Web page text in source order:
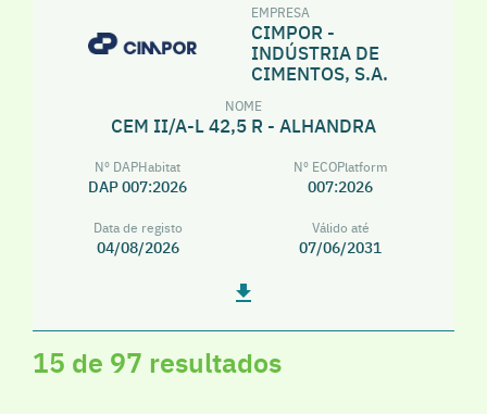
EMPRESA
CIMPOR -
INDÚSTRIA DE
CIMENTOS, S.A.
NOME
CEM II/A-L 42,5 R - ALHANDRA
Nº DAPHabitat
DAP 007:2026
Nº ECOPlatform
007:2026
Data de registo
04/08/2026
Válido até
07/06/2031
15 de 97 resultados